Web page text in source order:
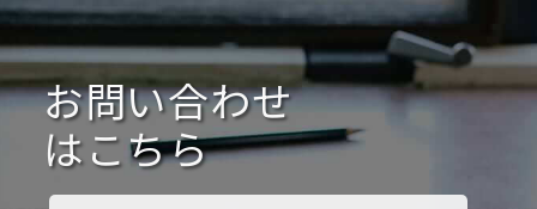
2021年1月 2020年12月 2020年11月
2020年10月 2020年9月 2020年8月
2020年7月 2020年6月 2020年5月
2020年4月 2020年3月 2020年2月
お問い合わせ
はこちら